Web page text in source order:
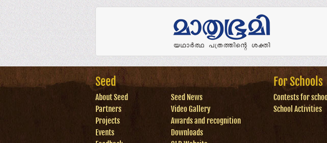
Seed
About Seed
Partners
Projects
Events
Seed News
Video Gallery
Awards and recognition
Downloads
For Schools
Contests for
School Activities